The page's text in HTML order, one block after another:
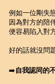
例如一位剛失
因為對方的陪
便容易陷入對
好的話就沒問
➡️自我認同的